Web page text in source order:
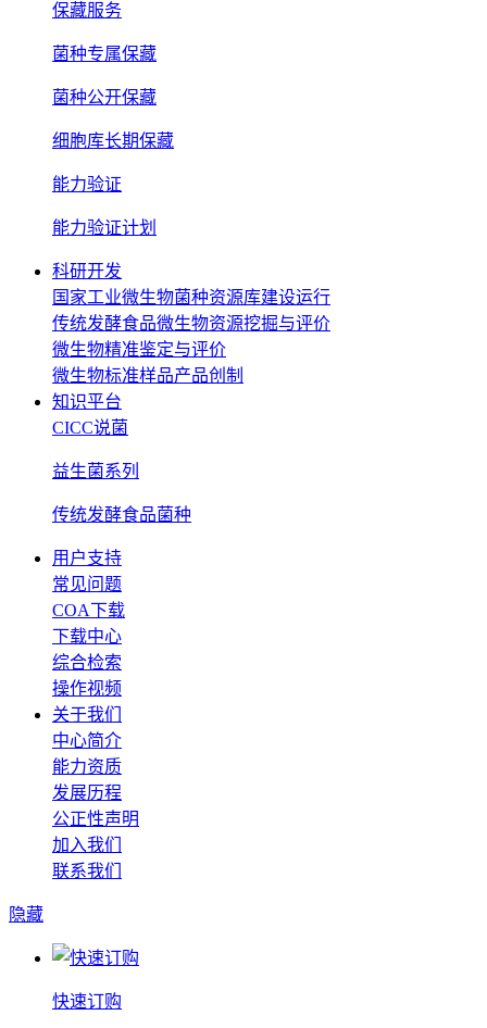
保藏服务
菌种专属保藏
菌种公开保藏
细胞库长期保藏
能力验证
能力验证计划
科研开发
国家工业微生物菌种资源库建设运行
传统发酵食品微生物资源挖掘与评价
微生物精准鉴定与评价
微生物标准样品产品创制
知识平台
CICC说菌
益生菌系列
传统发酵食品菌种
用户支持
常见问题
COA下载
下载中心
综合检索
操作视频
关于我们
中心简介
能力资质
发展历程
公正性声明
加入我们
联系我们
隐藏
快速订购